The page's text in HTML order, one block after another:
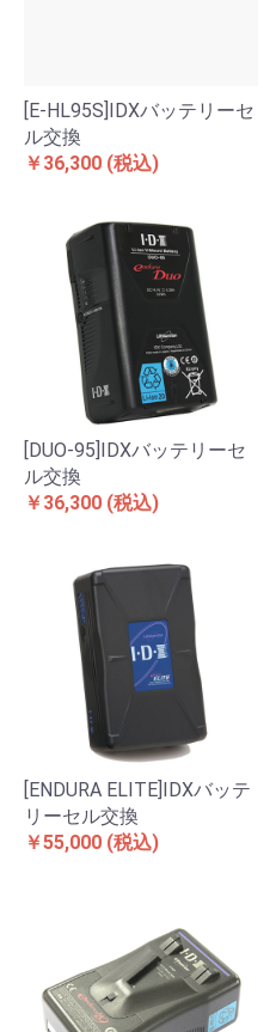
[E-HL95S]IDXバッテリーセ
ル交換
￥36,300 (税込)
[DUO-95]IDXバッテリーセ
ル交換
￥36,300 (税込)
[ENDURA ELITE]IDXバッテ
リーセル交換
￥55,000 (税込)